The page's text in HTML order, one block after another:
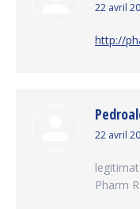
dit
22 avril
http://
dit
22 avril
Pharm